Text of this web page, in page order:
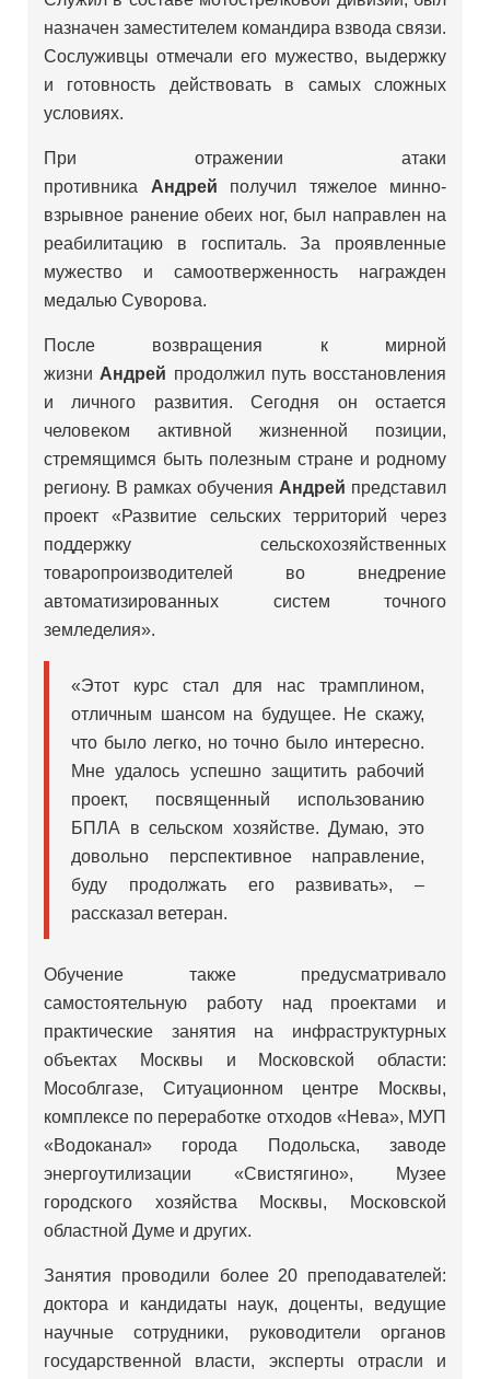
назначен заместителем командира взвода связи.
Сослуживцы отмечали его мужество, выдержку
и готовность действовать в самых сложных
условиях.
При отражении атаки
противника Андрей получил тяжелое минно-
взрывное ранение обеих ног, был направлен на
реабилитацию в госпиталь. За проявленные
мужество и самоотверженность награжден
медалью Суворова.
После возвращения к мирной
жизни Андрей продолжил путь восстановления
и личного развития. Сегодня он остается
человеком активной жизненной позиции,
стремящимся быть полезным стране и родному
региону. В рамках обучения Андрей представил
проект «Развитие сельских территорий через
поддержку сельскохозяйственных
товаропроизводителей во внедрение
автоматизированных систем точного
земледелия».
«Этот курс стал для нас трамплином,
отличным шансом на будущее. Не скажу,
что было легко, но точно было интересно.
Мне удалось успешно защитить рабочий
проект, посвященный использованию
БПЛА в сельском хозяйстве. Думаю, это
довольно перспективное направление,
буду продолжать его развивать», –
рассказал ветеран.
Обучение также предусматривало
самостоятельную работу над проектами и
практические занятия на инфраструктурных
объектах Москвы и Московской области:
Мособлгазе, Ситуационном центре Москвы,
комплексе по переработке отходов «Нева», МУП
«Водоканал» города Подольска, заводе
энергоутилизации «Свистягино», Музее
городского хозяйства Москвы, Московской
областной Думе и других.
Занятия проводили более 20 преподавателей:
доктора и кандидаты наук, доценты, ведущие
научные сотрудники, руководители органов
государственной власти, эксперты отрасли и